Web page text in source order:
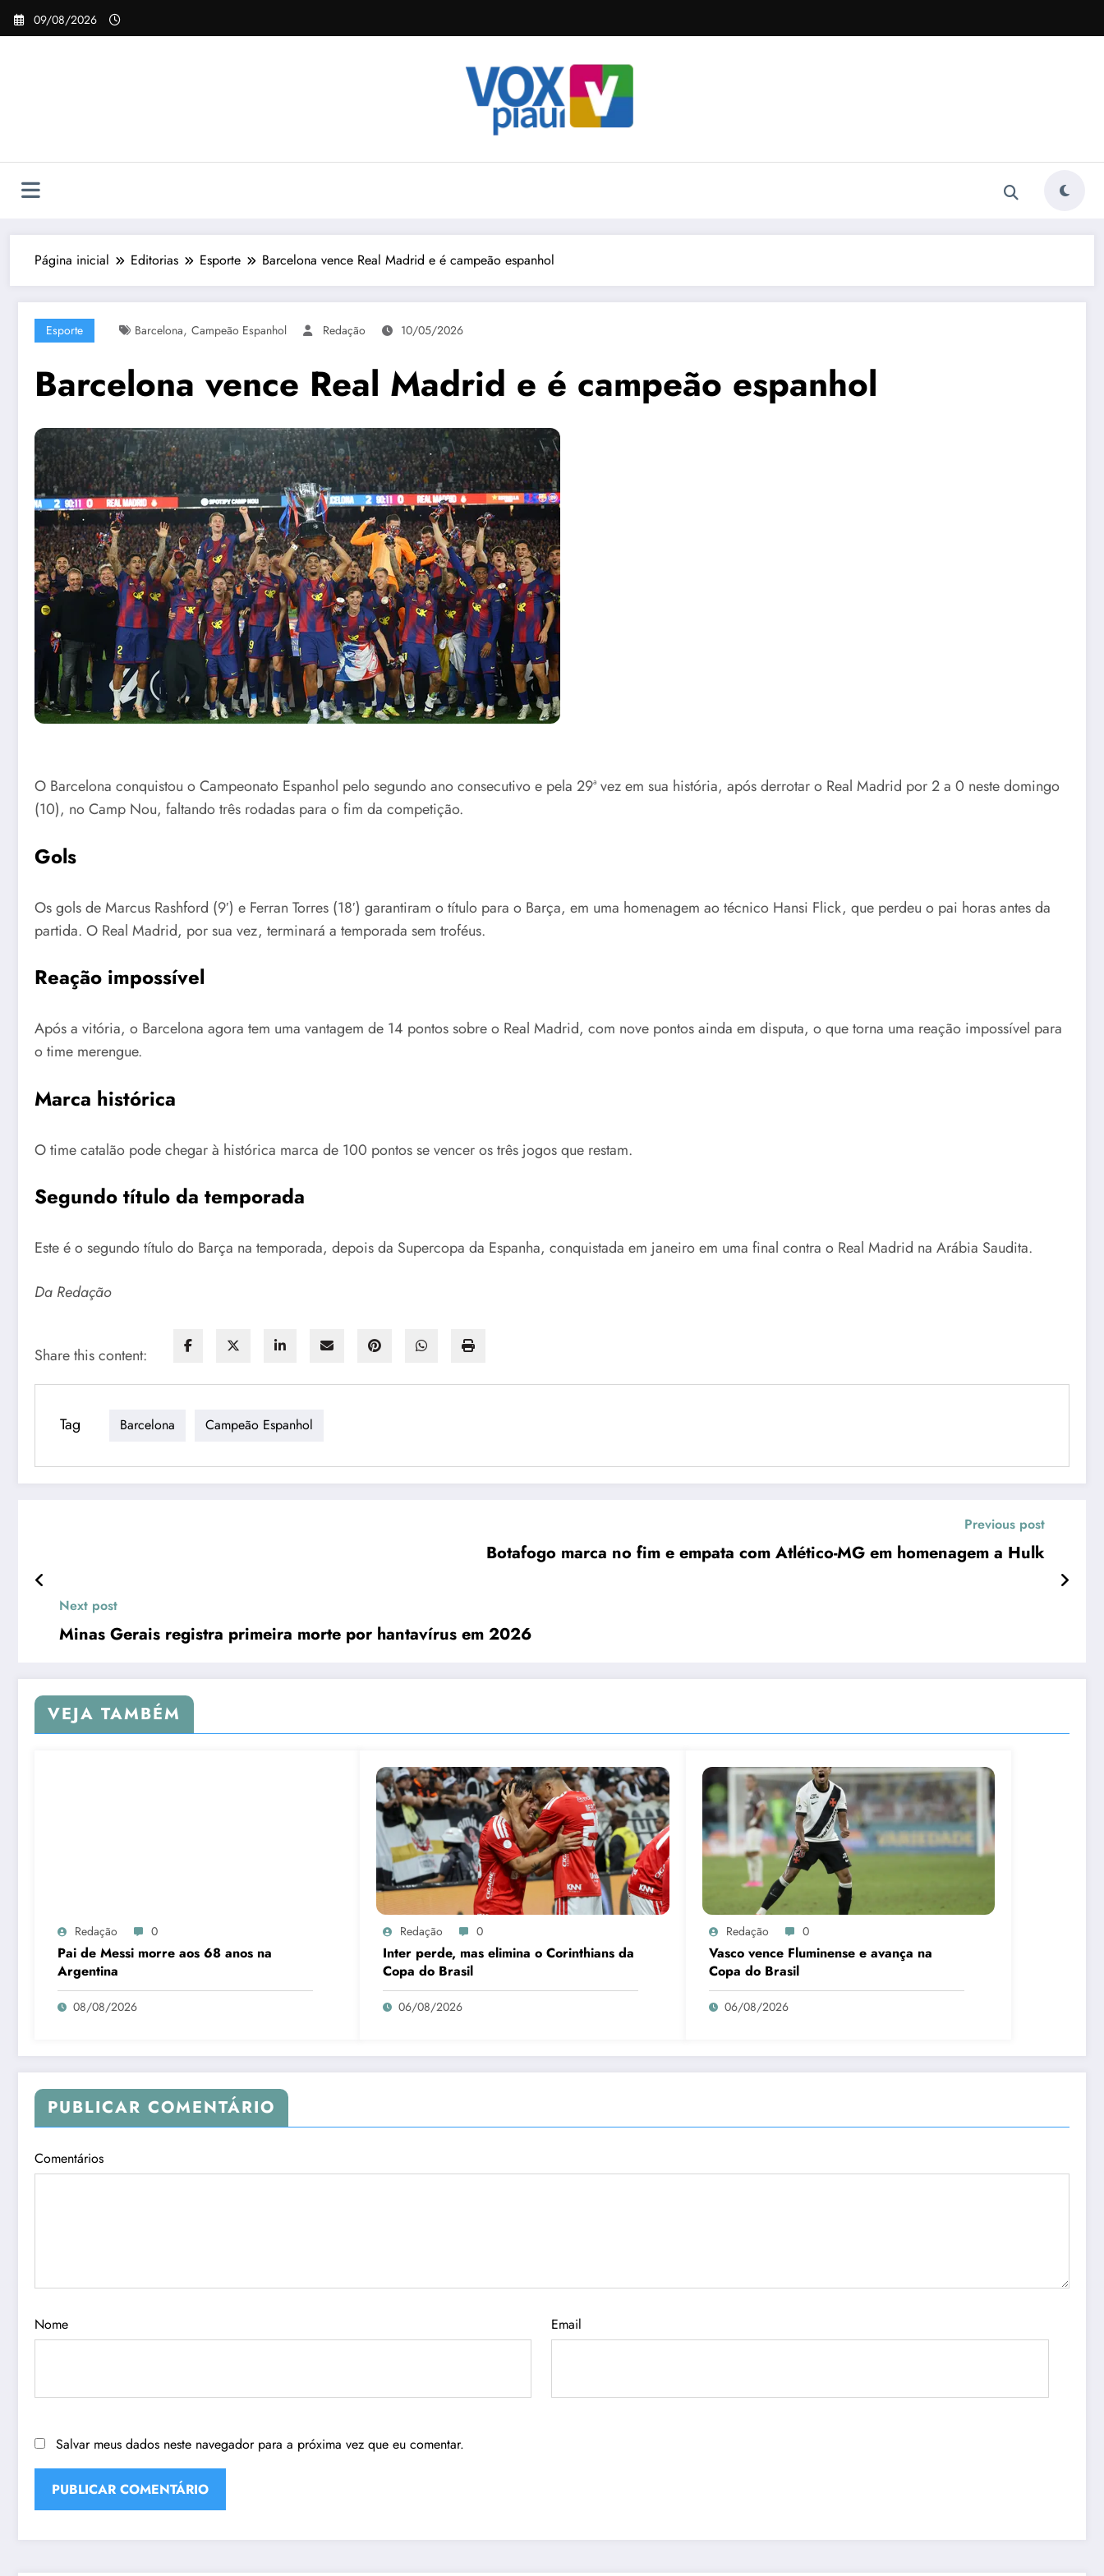
Pular
para
09/08/2026
Página inicial Editorias Esporte Barcelona vence Real Madrid e é campeão espanhol
Esporte Barcelona, Campeão Espanhol Redação 10/05/2026
Barcelona vence Real Madrid e é campeão espanhol
O Barcelona conquistou o Campeonato Espanhol pelo segundo ano consecutivo e pela 29ª vez em sua história, após derrotar o Real Madrid por 2 a 0 neste domingo
(10), no Camp Nou, faltando três rodadas para o fim da competição.
Gols
Os gols de Marcus Rashford (9′) e Ferran Torres (18′) garantiram o título para o Barça, em uma homenagem ao técnico Hansi Flick, que perdeu o pai horas antes da
partida. O Real Madrid, por sua vez, terminará a temporada sem troféus.
Reação impossível
Após a vitória, o Barcelona agora tem uma vantagem de 14 pontos sobre o Real Madrid, com nove pontos ainda em disputa, o que torna uma reação impossível para
o time merengue.
Marca histórica
O time catalão pode chegar à histórica marca de 100 pontos se vencer os três jogos que restam.
Segundo título da temporada
Este é o segundo título do Barça na temporada, depois da Supercopa da Espanha, conquistada em janeiro em uma final contra o Real Madrid na Arábia Saudita.
Da Redação
Share this content:
Tag Barcelona Campeão Espanhol
Previous post
Botafogo marca no fim e empata com Atlético-MG em homenagem a Hulk
Next post
Minas Gerais registra primeira morte por hantavírus em 2026
VEJA TAMBÉM
Redação 0
Pai de Messi morre aos 68 anos na
Argentina
08/08/2026
Redação 0
Inter perde, mas elimina o Corinthians da
Copa do Brasil
06/08/2026
Redação 0
Vasco vence Fluminense e avança na
Copa do Brasil
06/08/2026
PUBLICAR COMENTÁRIO
Comentários
Nome Email
Salvar meus dados neste navegador para a próxima vez que eu comentar.